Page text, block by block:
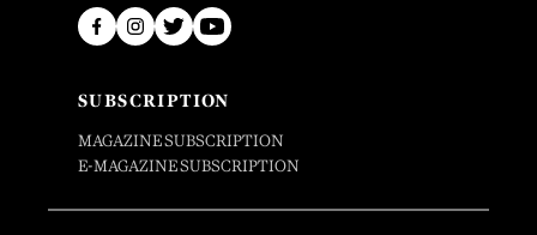
SUBSCRIPTION
MAGAZINE SUBSCRIPTION
E-MAGAZINE SUBSCRIPTION